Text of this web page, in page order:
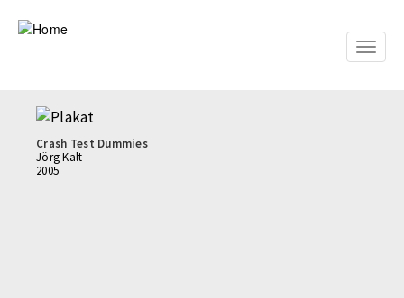
Toggle
Crash Test Dummies
Jörg Kalt
2005